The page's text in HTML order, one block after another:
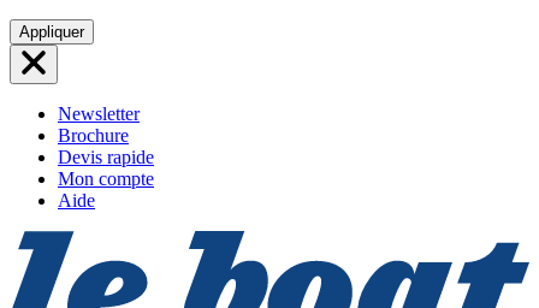
Aller
au
contenu
Appliquer
Newsletter
Brochure
Devis rapide
Mon compte
Aide